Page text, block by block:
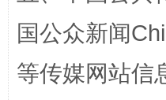
国公众新闻
等传媒网站信